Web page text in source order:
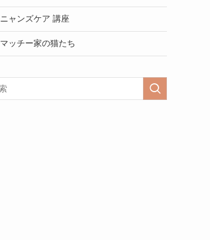
ニャンズケア 講座
マッチー家の猫たち